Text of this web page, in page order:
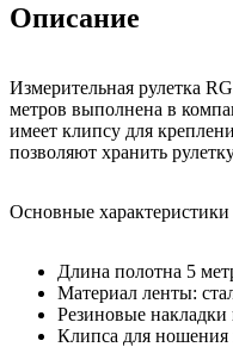
Описание
Измерительная рулетка
метров выполнена в
имеет клипсу для
позволяют хранить
Основные характеристики
Длина полотна 5
Материал ленты:
Резиновые накладки
Клипса для ношения